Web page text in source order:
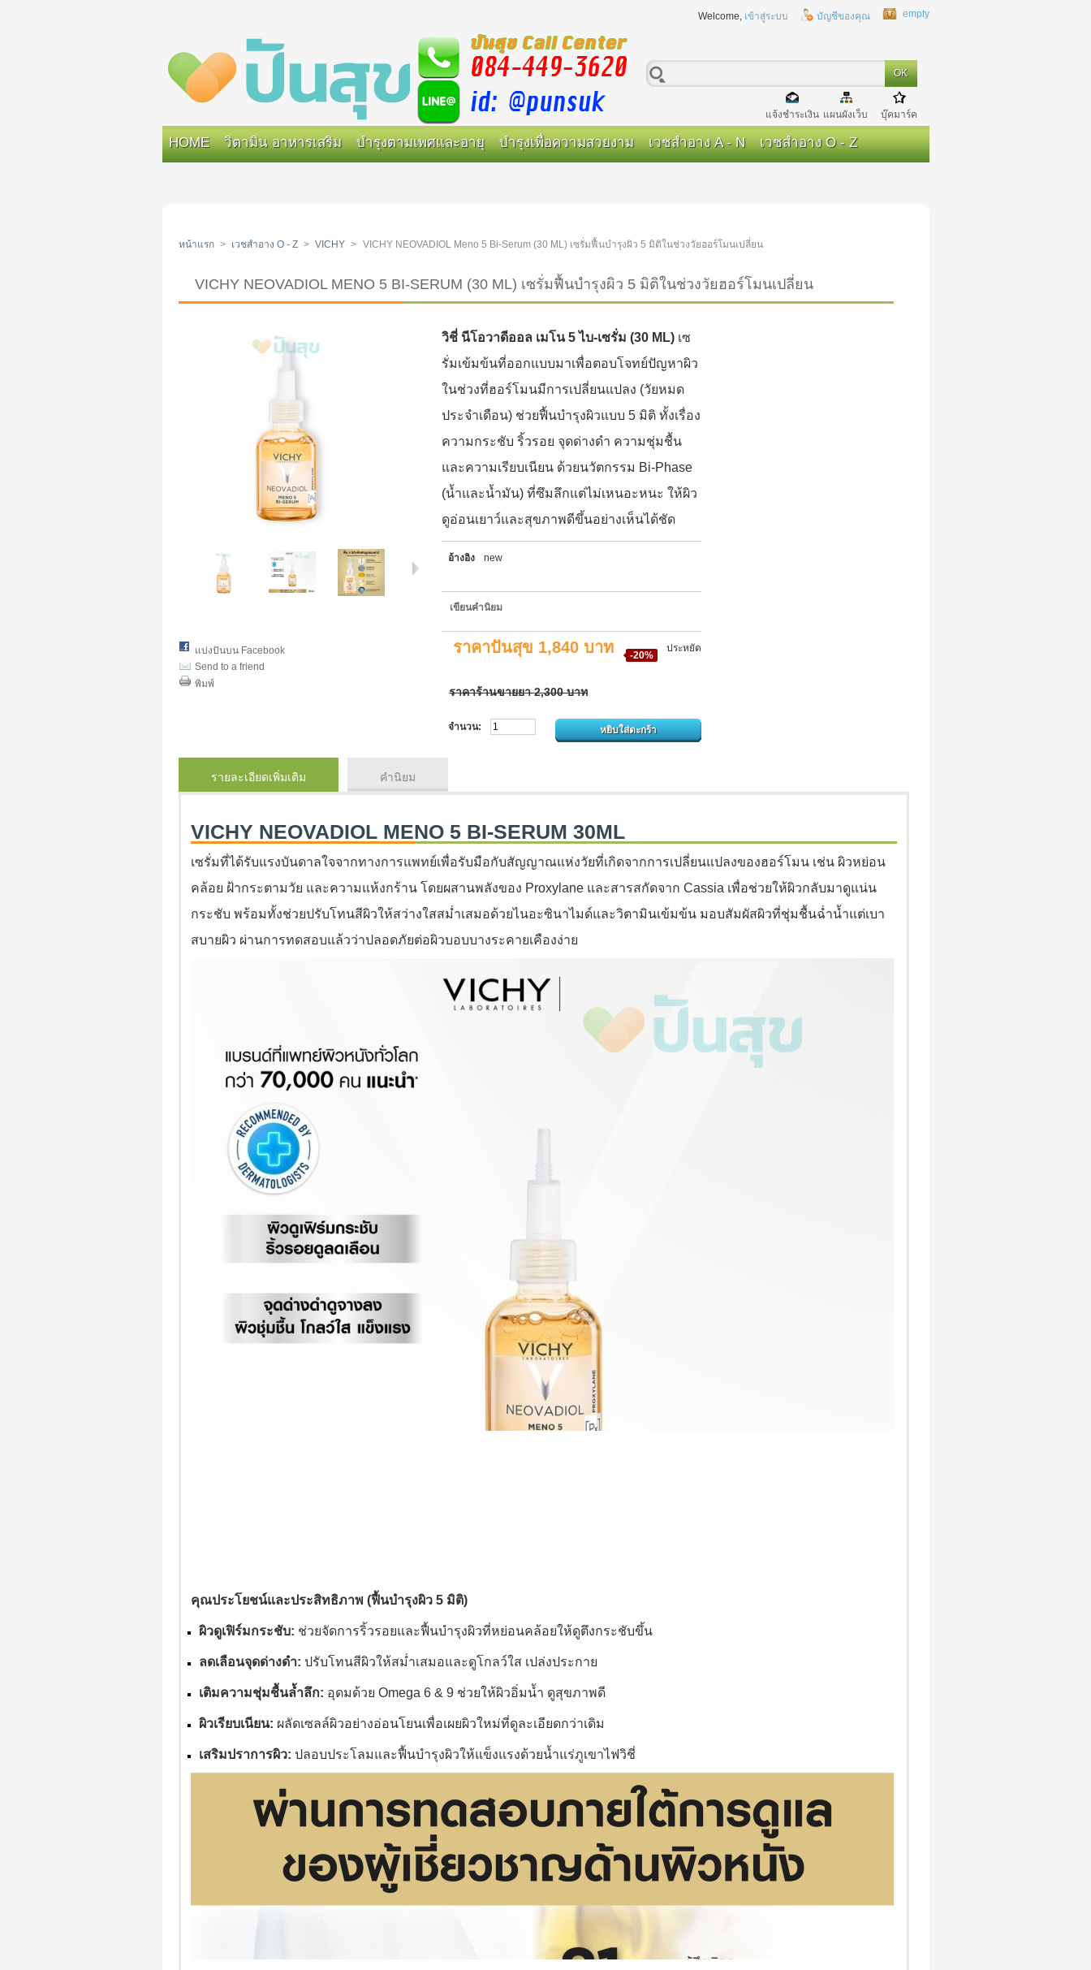
empty
บัญชีของคุณ
Welcome, เข้าสู่ระบบ
แจ้งชำระเงิน แผนผังเว็บ บุ๊คมาร์ค
HOME วิตามิน อาหารเสริม บำรุงตามเพศและอายุ บำรุงเพื่อความสวยงาม เวชสำอาง A - N เวชสำอาง O - Z
หน้าแรก > เวชสำอาง O - Z > VICHY > VICHY NEOVADIOL Meno 5 Bi-Serum (30 ML) เซรั่มฟื้นบำรุงผิว 5 มิติในช่วงวัยฮอร์โมนเปลี่ยน
VICHY NEOVADIOL MENO 5 BI-SERUM (30 ML) เซรั่มฟื้นบำรุงผิว 5 มิติในช่วงวัยฮอร์โมนเปลี่ยน
แบ่งปันบน Facebook
Send to a friend
พิมพ์
วิชี่ นีโอวาดีออล เมโน 5 ไบ-เซรั่ม (30 ML)เซ
รั่มเข้มข้นที่ออกแบบมาเพื่อตอบโจทย์ปัญหาผิว
ในช่วงที่ฮอร์โมนมีการเปลี่ยนแปลง (วัยหมด
ประจำเดือน) ช่วยฟื้นบำรุงผิวแบบ 5 มิติ ทั้งเรื่อง
ความกระชับ ริ้วรอย จุดด่างดำ ความชุ่มชื้น
และความเรียบเนียน ด้วยนวัตกรรม Bi-Phase
(น้ำและน้ำมัน) ที่ซึมลึกแต่ไม่เหนอะหนะ ให้ผิว
ดูอ่อนเยาว์และสุขภาพดีขึ้นอย่างเห็นได้ชัด
อ้างอิง new
เขียนคำนิยม
ราคาปันสุข 1,840 บาท -20%
ประหยัด
ราคาร้านขายยา2,300 บาท
จำนวน:
รายละเอียดเพิ่มเติม คำนิยม
VICHY NEOVADIOL MENO 5 BI-SERUM 30ML
เซรั่มที่ได้รับแรงบันดาลใจจากทางการแพทย์เพื่อรับมือกับสัญญาณแห่งวัยที่เกิดจากการเปลี่ยนแปลงของฮอร์โมน เช่น ผิวหย่อน
คล้อย ฝ้ากระตามวัย และความแห้งกร้าน โดยผสานพลังของ Proxylane และสารสกัดจาก Cassia เพื่อช่วยให้ผิวกลับมาดูแน่น
กระชับ พร้อมทั้งช่วยปรับโทนสีผิวให้สว่างใสสม่ำเสมอด้วยไนอะซินาไมด์และวิตามินเข้มข้น มอบสัมผัสผิวที่ชุ่มชื้นฉ่ำน้ำแต่เบา
สบายผิว ผ่านการทดสอบแล้วว่าปลอดภัยต่อผิวบอบบางระคายเคืองง่าย
คุณประโยชน์และประสิทธิภาพ (ฟื้นบำรุงผิว 5 มิติ)
ผิวดูเฟิร์มกระชับ: ช่วยจัดการริ้วรอยและฟื้นบำรุงผิวที่หย่อนคล้อยให้ดูตึงกระชับขึ้น
ลดเลือนจุดด่างดำ: ปรับโทนสีผิวให้สม่ำเสมอและดูโกลว์ใส เปล่งประกาย
เติมความชุ่มชื้นล้ำลึก: อุดมด้วย Omega 6 & 9 ช่วยให้ผิวอิ่มน้ำ ดูสุขภาพดี
ผิวเรียบเนียน: ผลัดเซลล์ผิวอย่างอ่อนโยนเพื่อเผยผิวใหม่ที่ดูละเอียดกว่าเดิม
เสริมปราการผิว: ปลอบประโลมและฟื้นบำรุงผิวให้แข็งแรงด้วยน้ำแร่ภูเขาไฟวิชี่